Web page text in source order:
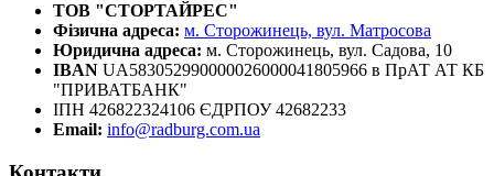
ТОВ "СТОРТАЙРЕС"
Фізична адреса: м. Сторожинець, вул. Матросова
Юридична адреса: м. Сторожинець, вул. Садова, 10
IBAN UA583052990000026000041805966 в ПрАТ АТ КБ
"ПРИВАТБАНК"
ІПН 426822324106 ЄДРПОУ 42682233
Email: info@radburg.com.ua